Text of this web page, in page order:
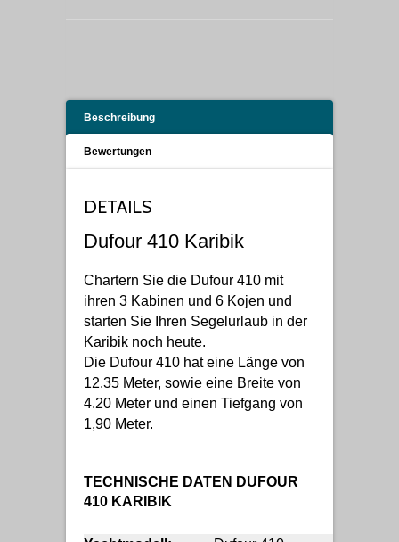
Beschreibung
Bewertungen
DETAILS
Dufour 410 Karibik
Chartern Sie die Dufour 410 mit
ihren 3 Kabinen und 6 Kojen und
starten Sie Ihren Segelurlaub in der
Karibik noch heute.
Die Dufour 410 hat eine Länge von
12.35 Meter, sowie eine Breite von
4.20 Meter und einen Tiefgang von
1,90 Meter.
TECHNISCHE DATEN DUFOUR
410 KARIBIK